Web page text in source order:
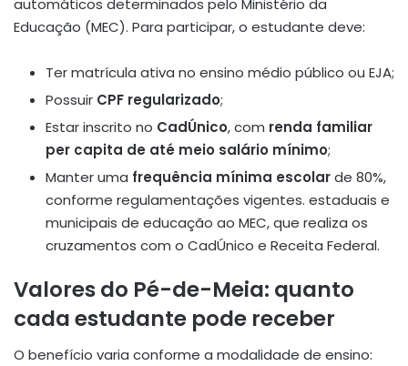
automáticos determinados pelo Ministério da
Educação (MEC). Para participar, o estudante deve:
Ter matrícula ativa no ensino médio público ou EJA;
Possuir CPF regularizado;
Estar inscrito no CadÚnico, com renda familiar
per capita de até meio salário mínimo;
Manter uma frequência mínima escolarde 80%,
conforme regulamentações vigentes. estaduais e
municipais de educação ao MEC, que realiza os
cruzamentos com o CadÚnico e Receita Federal.
Valores do Pé-de-Meia: quanto
cada estudante pode receber
O benefício varia conforme a modalidade de ensino: